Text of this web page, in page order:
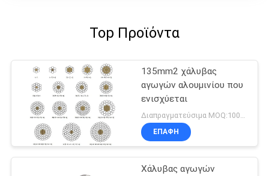
Top Προϊόντα
135mm2 χάλυβας
αγωγών αλουμινίου που
ενισχύεται
ΕΠΑΦΉ
Χάλυβας αγωγών